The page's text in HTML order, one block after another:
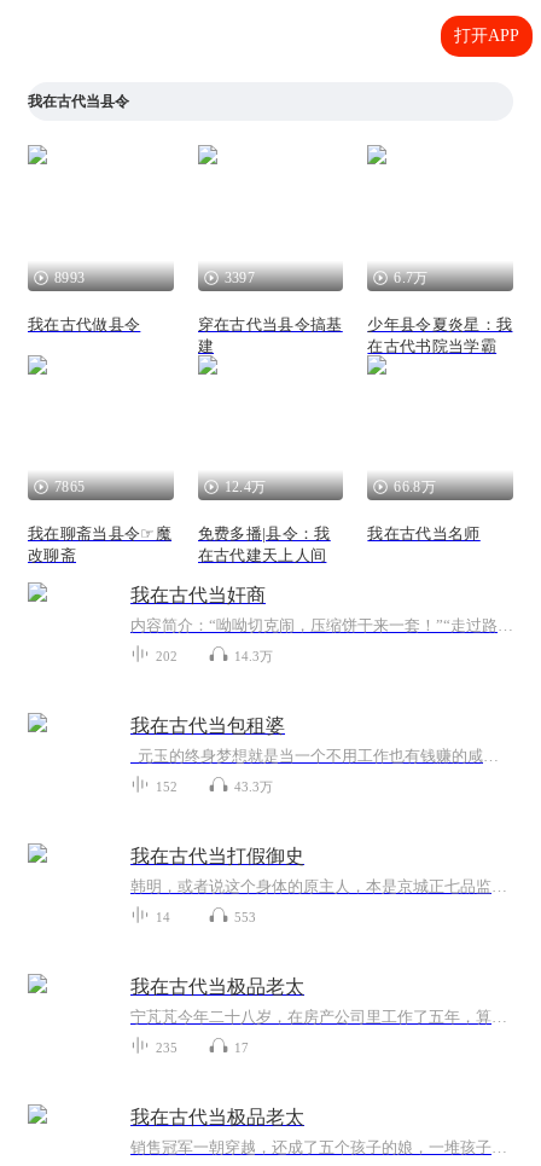
打开APP
我在古代当县令
8993
我在古代做县令
3397
穿在古代当县令搞基
建
6.7万
少年县令夏炎星：我
在古代书院当学霸
7865
我在聊斋当县令☞魔
改聊斋
12.4万
免费多播|县令：我
在古代建天上人间
66.8万
我在古代当名师
我在古代当奸商
内容简介：“呦呦切克闹，压缩饼干来一套！”“走过路过，美味不要错过！”“特殊时期别亦难，唯有美食不可负！”大洋返航的路途中，郑乾喜滋滋的吆喝着。吝啬的他乘坐轮渡的时候，为了省钱买了一大堆压缩食品，没想到轮渡返航的时候，遇到了意外，轮渡的...
202 14.3万
我在古代当包租婆
元玉的终身梦想就是当一个不用工作也有钱赚的咸鱼富婆。成为同名同姓父母双亡，家有祖宅的小孤女后，这个梦想实现了。——以成为包租婆的形式。女装大佬，破产老板，落第书生，北漂姐妹花……每个人都有自己的故事，酸甜苦辣，嬉笑怒骂，一切尽在元家大宅内一一展开。...
152 43.3万
我在古代当打假御史
韩明，或者说这个身体的原主人，本是京城正七品监察御史，因上书弹劾权贵被贬为九品外放御史，发配到这偏远州府。原主郁郁寡欢，加上视察时心神恍惚，这才坠马受伤，给了现代韩明"穿越"的机会。从此韩明便开始了在古代的打假故事……
14 553
我在古代当极品老太
宁芃芃今年二十八岁，在房产公司里工作了五年，算是白骨精，好不容易刚升做经理，却因为太过高兴，一脚踏空穿到了古代宁老太的身上。 宁老太，三十九岁，自私自利小气贪钱刻薄无情，所有不好的词汇，都适用在她身上。 变成宁老太的宁芃芃惊恐的发现，自己...
235 17
我在古代当极品老太
销售冠军一朝穿越，还成了五个孩子的娘，一堆孩子的奶奶，不过，宁芃芃不气馁，分家单过！